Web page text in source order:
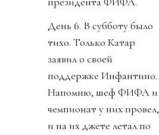
День 6. В субботу было
тихо. Только Катар
заявил о своей
поддержке Инфантино.
Напомню, шеф ФИФА и
чемпионат у них провел,
и на их джете летал по